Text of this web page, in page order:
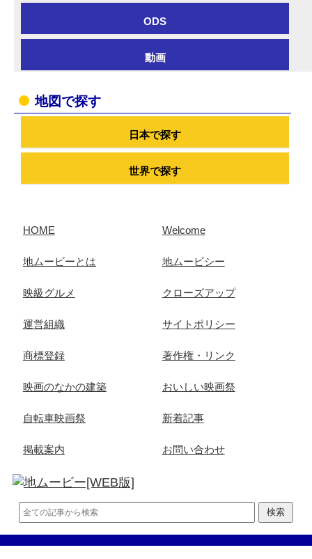
ODS
動画
地図で探す
日本で探す
世界で探す
HOME Welcome
地ムービーとは 地ムービシー
映級グルメ クローズアップ
運営組織 サイトポリシー
商標登録 著作権・リンク
映画のなかの建築 おいしい映画祭
自転車映画祭 新着記事
掲載案内 お問い合わせ